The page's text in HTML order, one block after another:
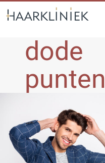
dode
punten